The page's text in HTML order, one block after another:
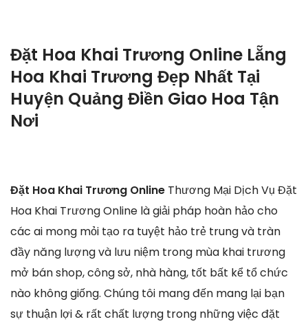
Đặt Hoa Khai Trương Online Lẵng
Hoa Khai Trương Đẹp Nhất Tại
Huyện Quảng Điền Giao Hoa Tận
Nơi
Đặt Hoa Khai Trương Online Thương Mại Dịch Vụ Đặt
Hoa Khai Trương Online là giải pháp hoàn hảo cho
các ai mong mỏi tạo ra tuyệt hảo trẻ trung và tràn
đầy năng lượng và lưu niệm trong mùa khai trương
mở bán shop, công sở, nhà hàng, tốt bất kể tổ chức
nào không giống. Chúng tôi mang đến mang lại bạn
sự thuận lợi & rất chất lượng trong những việc đặt